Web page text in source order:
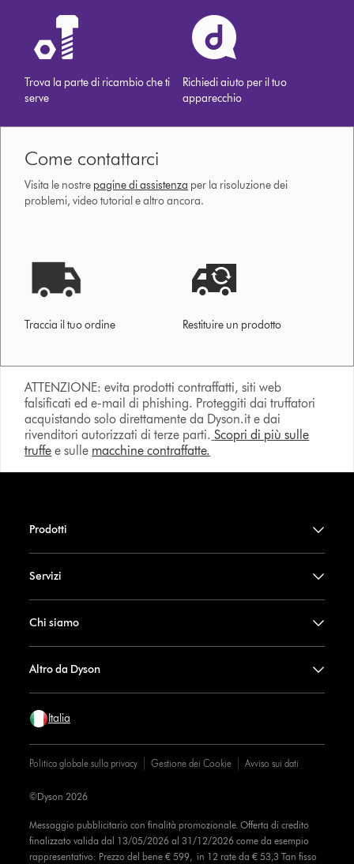
Trova la parte di ricambio che ti
serve
Richiedi aiuto per il tuo
apparecchio
Come contattarci
Visita le nostre pagine di assistenza per la risoluzione dei
problemi, video tutorial e altro ancora.
Traccia il tuo ordine Restituire un prodotto
ATTENZIONE: evita prodotti contraffatti, siti web
falsificati ed e-mail di phishing. Proteggiti dai truffatori
acquistando solo direttamente da Dyson.it e dai
rivenditori autorizzati di terze parti. Scopri di più sulle
truffe e sulle macchine contraffatte.
Prodotti
Servizi
Chi siamo
Altro da Dyson
Italia
Politica globale sulla privacy Gestione dei Cookie Avviso sui dati
Messaggio pubblicitario con finalità promozionale. Offerta di credito
finalizzato valida dal 13/05/2026 al 31/12/2026 come da esempio
rappresentativo: Prezzo del bene € 599, in 12 rate da € 53,3 Tan fisso
©Dyson 2026